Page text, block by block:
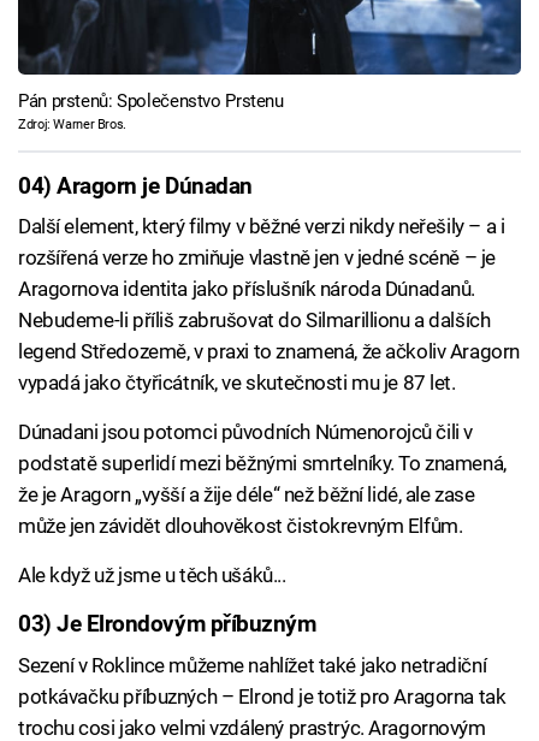
Pán prstenů: Společenstvo Prstenu
Zdroj: Warner Bros.
04) Aragorn je Dúnadan
Další element, který filmy v běžné verzi nikdy neřešily – a i
rozšířená verze ho zmiňuje vlastně jen v jedné scéně – je
Aragornova identita jako příslušník národa Dúnadanů.
Nebudeme-li příliš zabrušovat do Silmarillionu a dalších
legend Středozemě, v praxi to znamená, že ačkoliv Aragorn
vypadá jako čtyřicátník, ve skutečnosti mu je 87 let.
Dúnadani jsou potomci původních Númenorojců čili v
podstatě superlidí mezi běžnými smrtelníky. To znamená,
že je Aragorn „vyšší a žije déle“ než běžní lidé, ale zase
může jen závidět dlouhověkost čistokrevným Elfům.
Ale když už jsme u těch ušáků...
03) Je Elrondovým příbuzným
Sezení v Roklince můžeme nahlížet také jako netradiční
potkávačku příbuzných – Elrond je totiž pro Aragorna tak
trochu cosi jako velmi vzdálený prastrýc. Aragornovým